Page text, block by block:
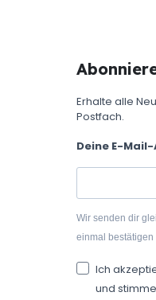
Erhalte alle
Postfach.
Deine E-
Wir senden dir
einmal bestätigen
Ich
und